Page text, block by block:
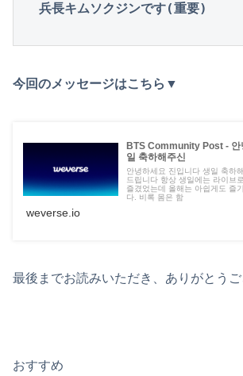
兵長キムソクジンです(重要)
今回のメッセージはこちら▼
BTS Community Post - 안
일 축하해주신
안녕하세요 진입니다 생일 축하
드립니다 항상 생일에는 라이브
즐겼었는데 올해는 아쉽게도 즐
다. 비록 몸은 함
weverse.io
最後までお読みいただき、ありがとう
おすすめ